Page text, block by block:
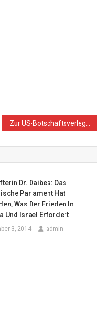
Dr. Daibes: Das
Parlament Hat
Was Der Frieden In
Und Israel Erfordert
3, 2014 admin